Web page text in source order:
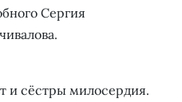
Сергия
и сёстры милосердия.